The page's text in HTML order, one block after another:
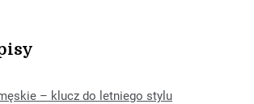
– klucz do letniego stylu